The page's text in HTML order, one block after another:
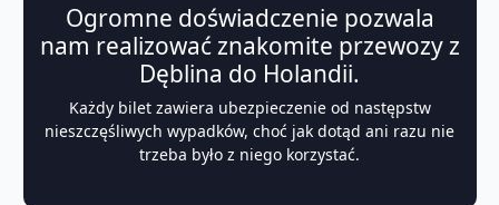
Ogromne doświadczenie pozwala
nam realizować znakomite przewozy z
Dęblina do Holandii.
Każdy bilet zawiera ubezpieczenie od następstw
nieszczęśliwych wypadków, choć jak dotąd ani razu nie
trzeba było z niego korzystać.